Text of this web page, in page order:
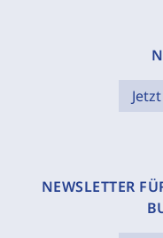
NEWSLETTER